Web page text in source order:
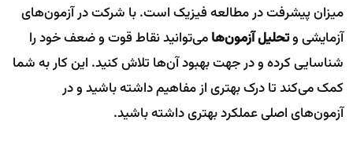
میزان پیشرفت در مطالعه فیزیک است. با شرکت در آزمون‌های
آزمایشی وتحلیل آزمون‌هامی‌توانید نقاط قوت و ضعف خود را
شناسایی کرده و در جهت بهبود آن‌ها تلاش کنید. این کار به شما
کمک می‌کند تا درک بهتری از مفاهیم داشته باشید و در
آزمون‌های اصلی عملکرد بهتری داشته باشید.